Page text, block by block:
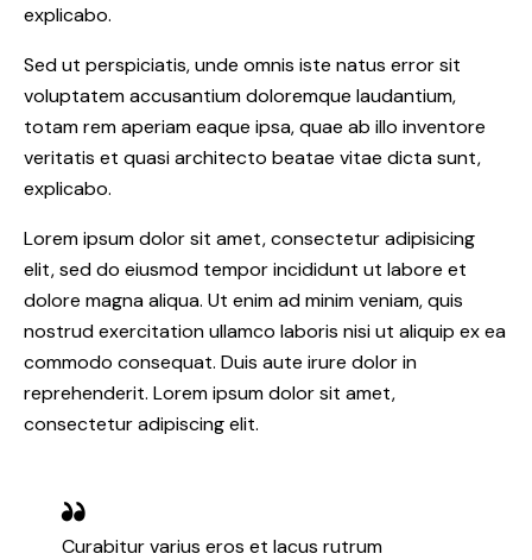
explicabo.
Sed ut perspiciatis, unde omnis iste natus error sit
voluptatem accusantium doloremque laudantium,
totam rem aperiam eaque ipsa, quae ab illo inventore
veritatis et quasi architecto beatae vitae dicta sunt,
explicabo.
Lorem ipsum dolor sit amet, consectetur adipisicing
elit, sed do eiusmod tempor incididunt ut labore et
dolore magna aliqua. Ut enim ad minim veniam, quis
nostrud exercitation ullamco laboris nisi ut aliquip ex ea
commodo consequat. Duis aute irure dolor in
reprehenderit. Lorem ipsum dolor sit amet,
consectetur adipiscing elit.
Curabitur varius eros et lacus rutrum